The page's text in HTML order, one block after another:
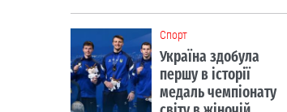
Cпорт
Україна здобула
першу в історії
медаль чемпіонату